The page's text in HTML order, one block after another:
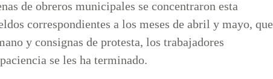
de obreros municipales se concentraron esta
correspondientes a los meses de abril y mayo, que
y consignas de protesta, los trabajadores
se les ha terminado.